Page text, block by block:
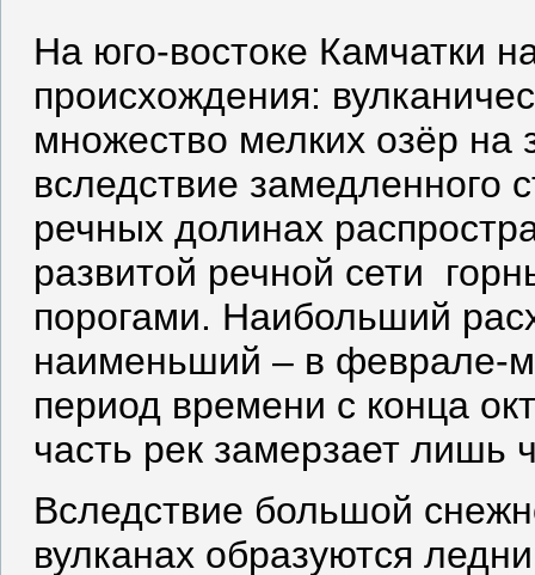
На юго-востоке Камчатки
происхождения:
множество мелких озёр на
вследствие замедленного
речных долинах
развитой речной сети
порогами. Наибольший
наименьший – в феврале-
период времени с конца
часть рек замерзает лишь
Вследствие большой
вулканах образуются